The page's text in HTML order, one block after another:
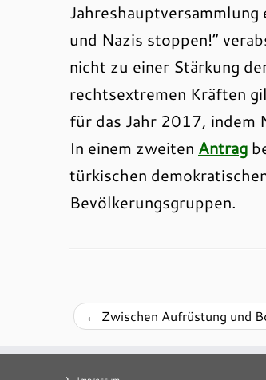
Jahreshauptversammlung
und Nazis stoppen!“
nicht zu einer Stärkung
rechtsextremen Kräften
für das Jahr 2017, indem
In einem zweiten Antrag
türkischen
Bevölkerungsgruppen.
← Zwischen Aufrüstung und